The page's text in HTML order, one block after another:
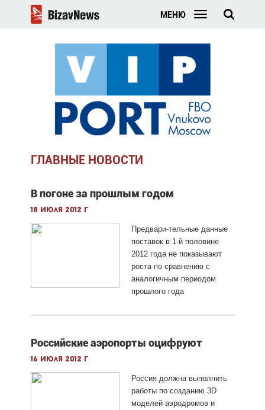
МЕНЮ
ГЛАВНЫЕ НОВОСТИ
В погоне за прошлым годом
18 июля 2012 г
Предвари-тельные данные
поставок в 1-й половине
2012 года не показывают
роста по сравнению с
аналогичным периодом
прошлого года
Российские аэропорты оцифруют
16 июля 2012 г
Россия должна выполнить
работы по созданию 3D
моделей аэродромов и